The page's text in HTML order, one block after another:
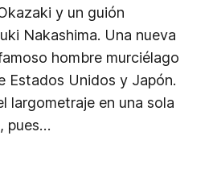
y un guión
Nakashima. Una nueva
hombre murciélago
Estados Unidos y Japón.
largometraje en una sola
pues…